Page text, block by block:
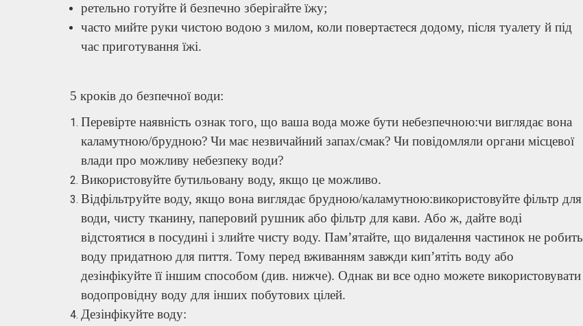
ретельно готуйте й безпечно зберігайте їжу;
часто мийте руки чистою водою з милом, коли повертаєтеся додому, після туалету й під
час приготування їжі.
5 кроків до безпечної води:
Перевірте наявність ознак того, що ваша вода може бути небезпечною:чи виглядає вона
каламутною/брудною? Чи має незвичайний запах/смак? Чи повідомляли органи місцевої
влади про можливу небезпеку води?
Використовуйте бутильовану воду, якщо це можливо.
Відфільтруйте воду, якщо вона виглядає брудною/каламутною:використовуйте фільтр для
води, чисту тканину, паперовий рушник або фільтр для кави. Або ж, дайте воді
відстоятися в посудині і злийте чисту воду. Пам’ятайте, що видалення частинок не робить
воду придатною для пиття. Тому перед вживанням завжди кип’ятіть воду або
дезінфікуйте її іншим способом (див. нижче). Однак ви все одно можете використовувати
водопровідну воду для інших побутових цілей.
Дезінфікуйте воду: